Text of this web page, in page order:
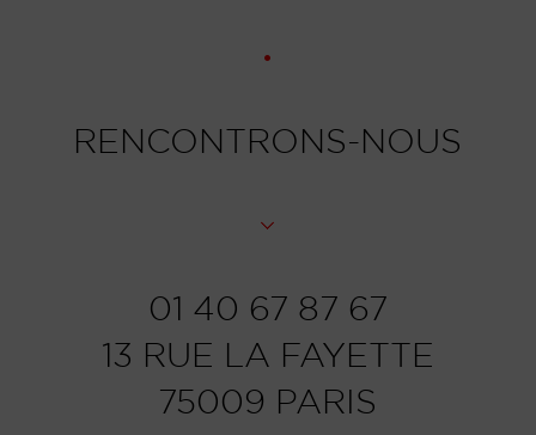
RENCONTRONS-NOUS
01 40 67 87 67
13 RUE LA FAYETTE
75009 PARIS